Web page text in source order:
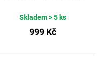
Skladem> 5 ks
999 Kč